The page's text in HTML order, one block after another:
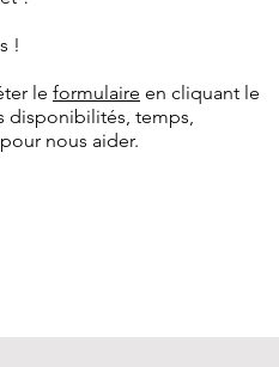
!
le formulaire en cliquant le
disponibilités, temps,
nous aider.